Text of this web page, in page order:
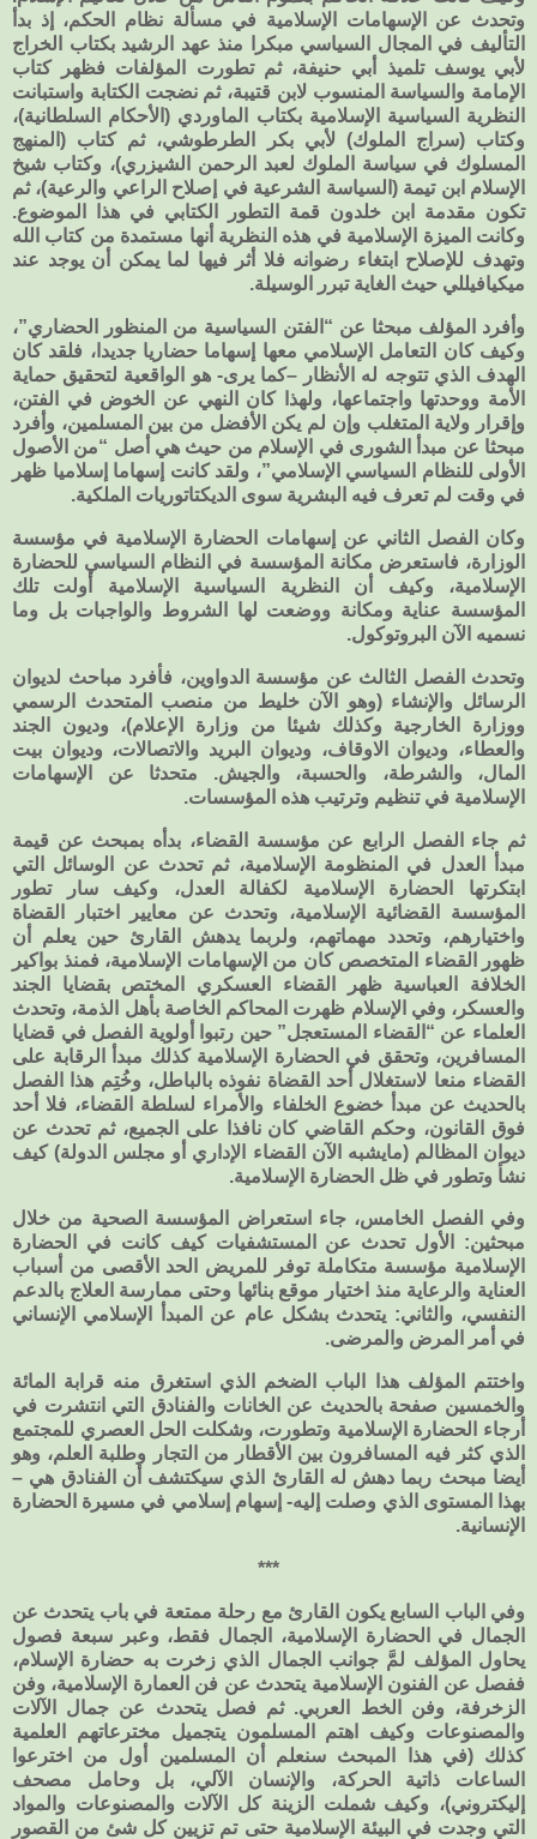
وتحدث عن الإسهامات الإسلامية في مسألة نظام الحكم، إذ بدأ
التأليف في المجال السياسي مبكرا منذ عهد الرشيد بكتاب الخراج
لأبي يوسف تلميذ أبي حنيفة، ثم تطورت المؤلفات فظهر كتاب
الإمامة والسياسة المنسوب لابن قتيبة، ثم نضجت الكتابة واستبانت
النظرية السياسية الإسلامية بكتاب الماوردي (الأحكام السلطانية)،
وكتاب (سراج الملوك) لأبي بكر الطرطوشي، ثم كتاب (المنهج
المسلوك في سياسة الملوك لعبد الرحمن الشيزري)، وكتاب شيخ
الإسلام ابن تيمة (السياسة الشرعية في إصلاح الراعي والرعية)، ثم
تكون مقدمة ابن خلدون قمة التطور الكتابي في هذا الموضوع.
وكانت الميزة الإسلامية في هذه النظرية أنها مستمدة من كتاب الله
وتهدف للإصلاح ابتغاء رضوانه فلا أثر فيها لما يمكن أن يوجد عند
ميكيافيللي حيث الغاية تبرر الوسيلة.
وأفرد المؤلف مبحثا عن “الفتن السياسية من المنظور الحضاري”،
وكيف كان التعامل الإسلامي معها إسهاما حضاريا جديدا، فلقد كان
الهدف الذي تتوجه له الأنظار –كما يرى- هو الواقعية لتحقيق حماية
الأمة ووحدتها واجتماعها، ولهذا كان النهي عن الخوض في الفتن،
وإقرار ولاية المتغلب وإن لم يكن الأفضل من بين المسلمين، وأفرد
مبحثا عن مبدأ الشورى في الإسلام من حيث هي أصل “من الأصول
الأولى للنظام السياسي الإسلامي”، ولقد كانت إسهاما إسلاميا ظهر
في وقت لم تعرف فيه البشرية سوى الديكتاتوريات الملكية.
وكان الفصل الثاني عن إسهامات الحضارة الإسلامية في مؤسسة
الوزارة، فاستعرض مكانة المؤسسة في النظام السياسي للحضارة
الإسلامية، وكيف أن النظرية السياسية الإسلامية أولت تلك
المؤسسة عناية ومكانة ووضعت لها الشروط والواجبات بل وما
نسميه الآن البروتوكول.
وتحدث الفصل الثالث عن مؤسسة الدواوين، فأفرد مباحث لديوان
الرسائل والإنشاء (وهو الآن خليط من منصب المتحدث الرسمي
ووزارة الخارجية وكذلك شيئا من وزارة الإعلام)، وديون الجند
والعطاء، وديوان الاوقاف، وديوان البريد والاتصالات، وديوان بيت
المال، والشرطة، والحسبة، والجيش. متحدثا عن الإسهامات
الإسلامية في تنظيم وترتيب هذه المؤسسات.
ثم جاء الفصل الرابع عن مؤسسة القضاء، بدأه بمبحث عن قيمة
مبدأ العدل في المنظومة الإسلامية، ثم تحدث عن الوسائل التي
ابتكرتها الحضارة الإسلامية لكفالة العدل، وكيف سار تطور
المؤسسة القضائية الإسلامية، وتحدث عن معايير اختبار القضاة
واختيارهم، وتحدد مهماتهم، ولربما يدهش القارئ حين يعلم أن
ظهور القضاء المتخصص كان من الإسهامات الإسلامية، فمنذ بواكير
الخلافة العباسية ظهر القضاء العسكري المختص بقضايا الجند
والعسكر، وفي الإسلام ظهرت المحاكم الخاصة بأهل الذمة، وتحدث
العلماء عن “القضاء المستعجل” حين رتبوا أولوية الفصل في قضايا
المسافرين، وتحقق في الحضارة الإسلامية كذلك مبدأ الرقابة على
القضاء منعا لاستغلال أحد القضاة نفوذه بالباطل، وخُتِم هذا الفصل
بالحديث عن مبدأ خضوع الخلفاء والأمراء لسلطة القضاء، فلا أحد
فوق القانون، وحكم القاضي كان نافذا على الجميع، ثم تحدث عن
ديوان المظالم (مايشبه الآن القضاء الإداري أو مجلس الدولة) كيف
نشأ وتطور في ظل الحضارة الإسلامية.
وفي الفصل الخامس، جاء استعراض المؤسسة الصحية من خلال
مبحثين: الأول تحدث عن المستشفيات كيف كانت في الحضارة
الإسلامية مؤسسة متكاملة توفر للمريض الحد الأقصى من أسباب
العناية والرعاية منذ اختيار موقع بنائها وحتى ممارسة العلاج بالدعم
النفسي، والثاني: يتحدث بشكل عام عن المبدأ الإسلامي الإنساني
في أمر المرض والمرضى.
واختتم المؤلف هذا الباب الضخم الذي استغرق منه قرابة المائة
والخمسين صفحة بالحديث عن الخانات والفنادق التي انتشرت في
أرجاء الحضارة الإسلامية وتطورت، وشكلت الحل العصري للمجتمع
الذي كثر فيه المسافرون بين الأقطار من التجار وطلبة العلم، وهو
أيضا مبحث ربما دهش له القارئ الذي سيكتشف أن الفنادق هي –
بهذا المستوى الذي وصلت إليه- إسهام إسلامي في مسيرة الحضارة
الإنسانية.
***
وفي الباب السابع يكون القارئ مع رحلة ممتعة في باب يتحدث عن
الجمال في الحضارة الإسلامية، الجمال فقط، وعبر سبعة فصول
يحاول المؤلف لمَّ جوانب الجمال الذي زخرت به حضارة الإسلام،
ففصل عن الفنون الإسلامية يتحدث عن فن العمارة الإسلامية، وفن
الزخرفة، وفن الخط العربي. ثم فصل يتحدث عن جمال الآلات
والمصنوعات وكيف اهتم المسلمون يتجميل مخترعاتهم العلمية
كذلك (في هذا المبحث سنعلم أن المسلمين أول من اخترعوا
الساعات ذاتية الحركة، والإنسان الآلي، بل وحامل مصحف
إليكتروني)، وكيف شملت الزينة كل الآلات والمصنوعات والمواد
التي وجدت في البيئة الإسلامية حتى تم تزيين كل شئ من القصور